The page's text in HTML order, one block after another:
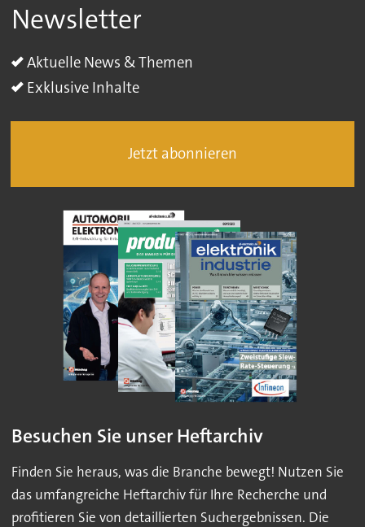
Newsletter
Aktuelle News & Themen
Exklusive Inhalte
Jetzt abonnieren
Besuchen Sie unser Heftarchiv
Finden Sie heraus, was die Branche bewegt! Nutzen Sie
das umfangreiche Heftarchiv für Ihre Recherche und
profitieren Sie von detaillierten Suchergebnissen. Die